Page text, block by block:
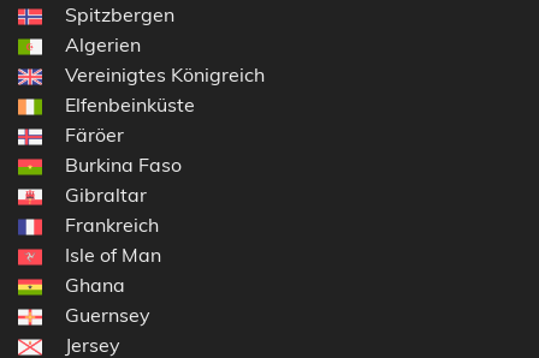
Spitzbergen
Algerien
Vereinigtes Königreich
Elfenbeinküste
Färöer
Burkina Faso
Gibraltar
Frankreich
Isle of Man
Ghana
Guernsey
Jersey